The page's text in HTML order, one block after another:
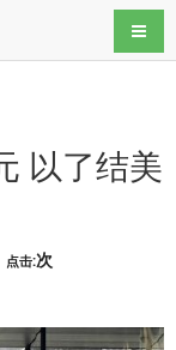
导航
以了结美
点击:次